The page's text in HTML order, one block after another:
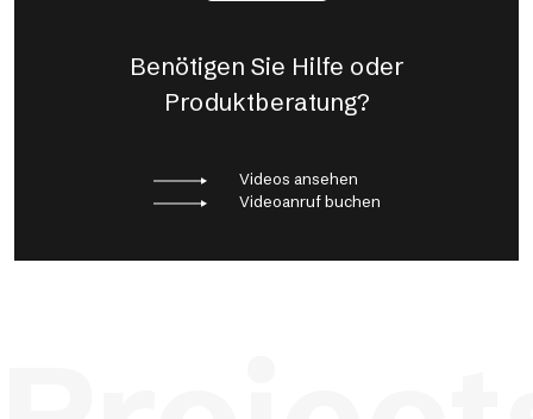
Benötigen Sie Hilfe oder
Produktberatung?
Videos ansehen
Videoanruf buchen